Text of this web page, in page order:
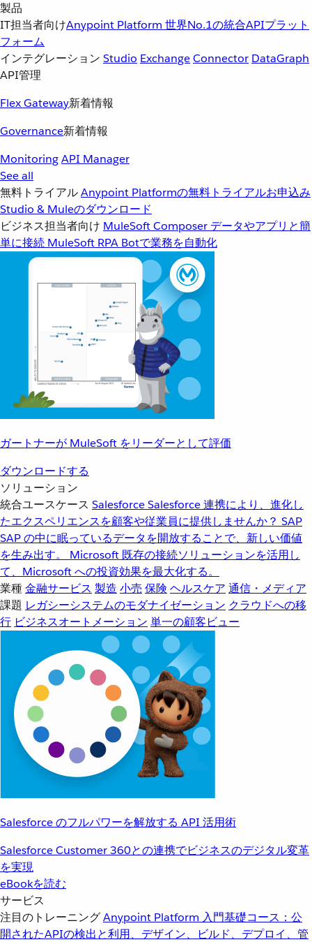
製品
IT担当者向けAnypoint Platform 世界No.1の統合APIプラット
フォーム
インテグレーション Studio ExchangeConnector DataGraph
API管理
Flex Gateway新着情報
Governance新着情報
MonitoringAPI Manager
See all
無料トライアルAnypoint Platformの無料トライアルお申込み
Studio & Muleのダウンロード
ビジネス担当者向け MuleSoft Composer データやアプリと簡
単に接続 MuleSoft RPA Botで業務を自動化
ガートナーが MuleSoft をリーダーとして評価
ダウンロードする
ソリューション
統合ユースケース SalesforceSalesforce 連携により、進化し
たエクスペリエンスを顧客や従業員に提供しませんか？ SAP
SAP の中に眠っているデータを開放することで、新しい価値
を生み出す。
Microsoft 既存の接続ソリューションを活用し
て、Microsoft への投資効果を最大化する。
業種金融サービス 製造 小売 保険 ヘルスケア 通信・メディア
課題 レガシーシステムのモダナイゼーション クラウドへの移
行 ビジネスオートメーション 単一の顧客ビュー
Salesforce のフルパワーを解放する API 活用術
Salesforce Customer 360との連携でビジネスのデジタル変革
を実現
eBookを読む
サービス
注目のトレーニングAnypoint Platform 入門基礎コース：公
開されたAPIの検出と利用、デザイン、ビルド、デプロイ、管